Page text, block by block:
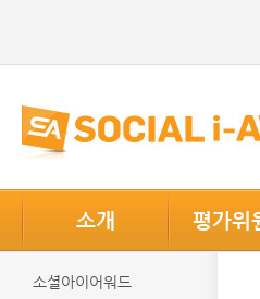
소개 평가위
소셜아이어워드